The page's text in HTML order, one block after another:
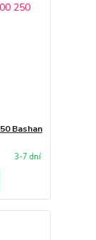
Bashan
3-7 dní